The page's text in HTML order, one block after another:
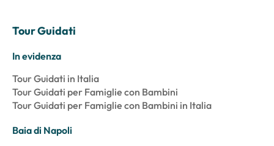
Tour Guidati
In evidenza
Tour Guidati in Italia
Tour Guidati per Famiglie con Bambini
Tour Guidati per Famiglie con Bambini in Italia
Baia di Napoli